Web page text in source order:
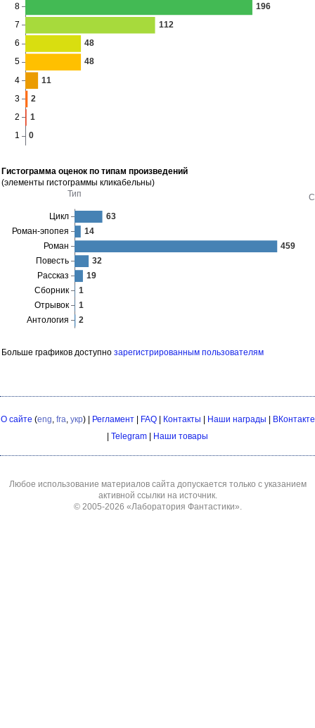
Гистограмма оценок по типам произведений
(элементы гистограммы кликабельны)
Больше графиков доступно зарегистрированным пользователям
О сайте (eng, fra, укр) | Регламент| FAQ| Контакты Наши награды
ВКонтакте
Telegram Наши товары
Любое использование материалов сайта допускается только с указанием
активной ссылки на источник.
© 2005-2026 «Лаборатория Фантастики».